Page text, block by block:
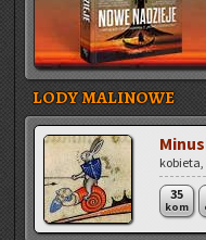
LODY MALINOWE
ko­bie­ta,
35
kom